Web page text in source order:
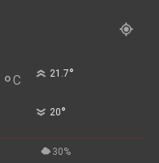
°C 21.7°
20°
30%